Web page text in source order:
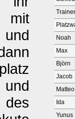
und
Noah
Max
Björn
Jacob
Matteo
Ida
Yunus